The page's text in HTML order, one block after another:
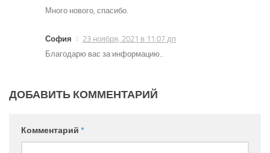
Много нового, спасибо.
София
23 ноября, 2021 в 11:07 дп
Благодарю вас за информацию..
ДОБАВИТЬ КОММЕНТАРИЙ
Комментарий *